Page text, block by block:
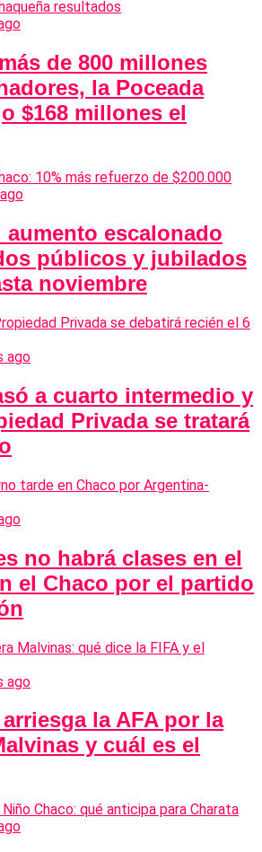
de 800 millones
la Poceada
$168 millones el
aumento escalonado
públicos y jubilados
noviembre
ago
a cuarto intermedio y
Privada se tratará
no habrá clases en el
el Chaco por el partido
ago
la AFA por la
y cuál es el